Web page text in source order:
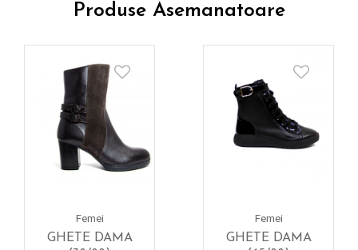
Produse Asemanatoare
Femei
GHETE DAMA
Femei
GHETE DAMA